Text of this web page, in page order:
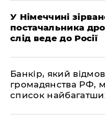
​У Німеччині
постачальника
слід веде до Росії
​Банкір, який
громадянства РФ,
список